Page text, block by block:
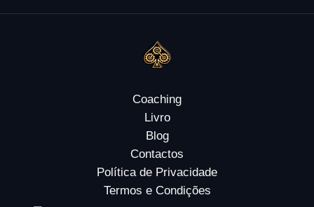
Coaching
Livro
Blog
Contactos
Política de Privacidade
Termos e Condições